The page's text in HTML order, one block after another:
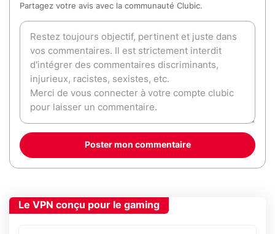
Partagez votre avis avec la communauté Clubic.
Poster mon commentaire
Le VPN conçu pour le gaming